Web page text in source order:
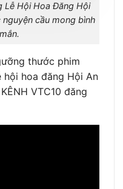
Lễ Hội Hoa Đăng Hội
cầu mong bình
thước phim
hội hoa đăng Hội An
VTC10 đăng